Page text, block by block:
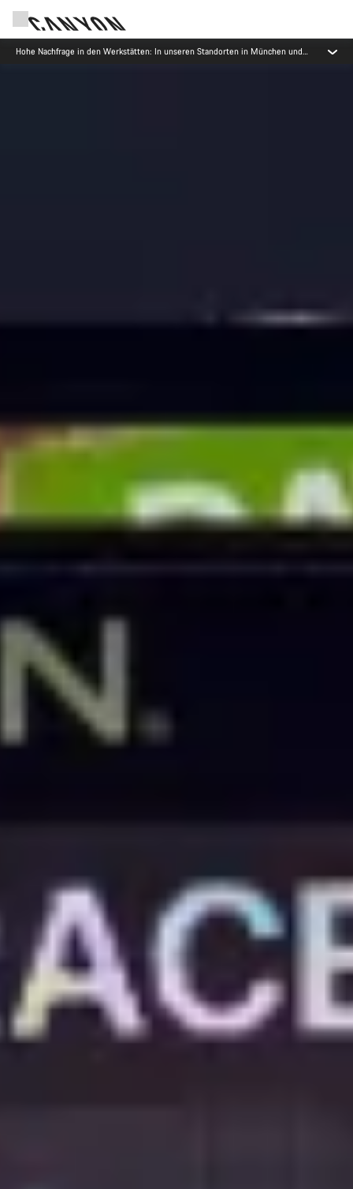
Jetzt geöffnet: E-Performance Center Koblenz